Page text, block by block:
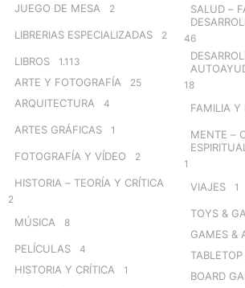
JUEGO DE MESA 2
LIBRERIAS ESPECIALIZADAS 2
LIBROS 1.113
ARTE Y FOTOGRAFÍA 25
ARQUITECTURA 4
ARTES GRÁFICAS 1
FOTOGRAFÍA Y VÍDEO 2
HISTORIA – TEORÍA Y CRÍTICA
2
MÚSICA 8
PELÍCULAS 4
HISTORIA Y CRÍTICA 1
SALUD –
46
18
FAMILIA Y
MENTE –
1
VIAJES 1
TOYS &
GAMES &
BOARD